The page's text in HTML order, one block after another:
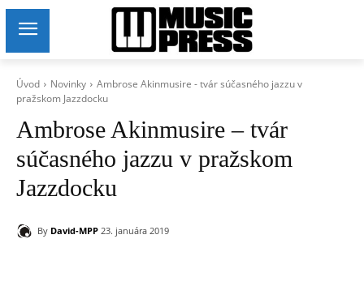
Úvod Novinky
Ambrose Akinmusire - tvár súčasného jazzu v
pražskom Jazzdocku
Ambrose Akinmusire – tvár
súčasného jazzu v pražskom
Jazzdocku
By David-MPP 23. januára 2019